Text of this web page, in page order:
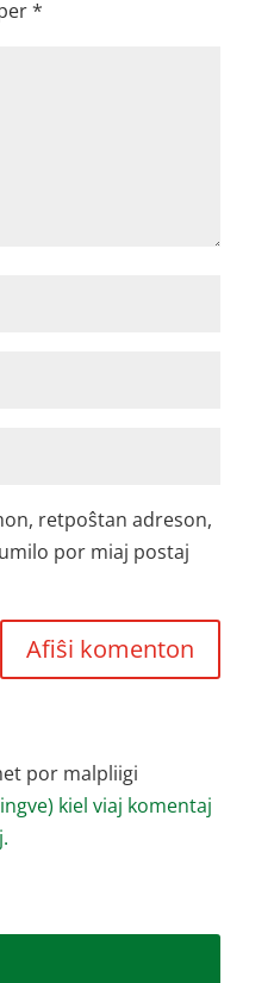
*
retpoŝtan adreson,
por miaj postaj
por malpliigi
kiel viaj komentaj